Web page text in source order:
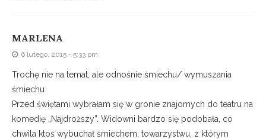
MARLENA
6 lutego, 2015 - 5:33 pm
Trochę nie na temat, ale odnośnie śmiechu/ wymuszania
śmiechu
Przed świętami wybrałam się w gronie znajomych do teatru na
komedię „Najdroższy”. Widowni bardzo się podobała, co
chwila ktoś wybuchał śmiechem, towarzystwu, z którym